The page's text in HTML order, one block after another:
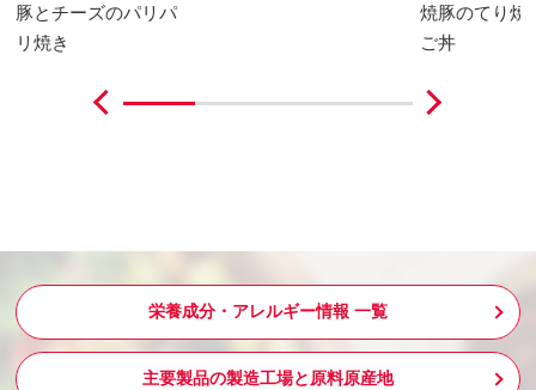
豚とチーズのパリパ
リ焼き
焼豚のてり焼
ご丼
栄養成分・アレルギー情報 一覧
主要製品の製造工場と原料原産地